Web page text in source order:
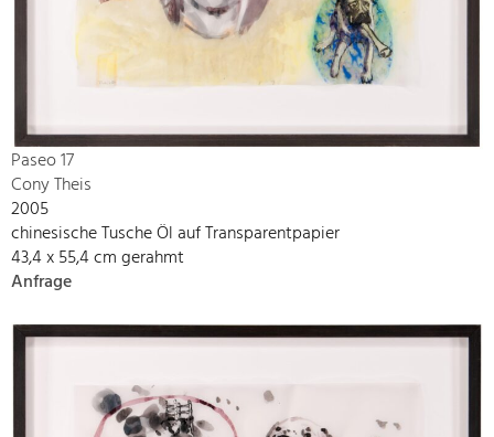
Paseo 17
Cony Theis
2005
chinesische Tusche Öl auf Transparentpapier
43,4 x 55,4 cm gerahmt
Anfrage